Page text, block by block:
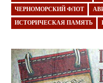
ЧЕРНОМОРСКИЙ ФЛОТ
ИСТОРИЧЕСКАЯ ПАМЯТЬ